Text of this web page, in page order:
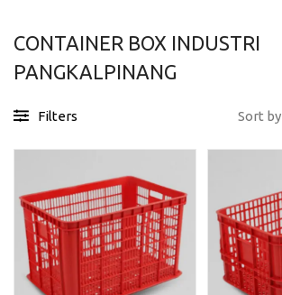
CONTAINER BOX INDUSTRI
PANGKALPINANG
Filters Sort by